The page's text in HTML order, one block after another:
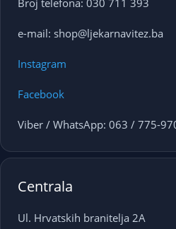
Broj telefona: 030 711 393
e-mail: shop@ljekarnavitez.ba
Instagram
Facebook
Viber / WhatsApp: 063 / 775-
Centrala
Ul. Hrvatskih branitelja 2A